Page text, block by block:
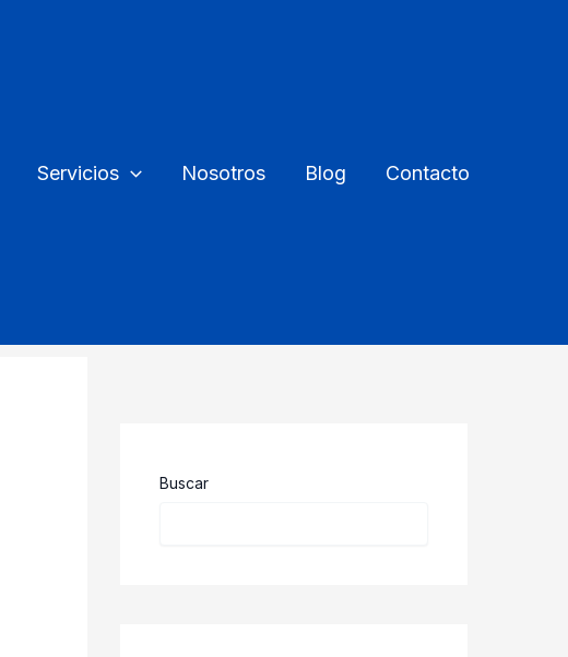
Servicios Nosotros Blog Contacto
Buscar